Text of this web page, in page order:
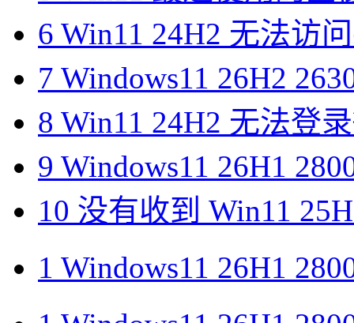
6 Win11 24H2 无法访
7 Windows11 26H2
8 Win11 24H2 无法登
9 Windows11 26H1
10 没有收到 Win11
1 Windows11 26H1